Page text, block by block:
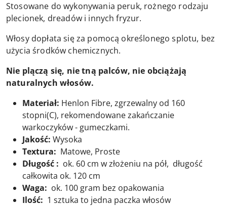
Stosowane do wykonywania peruk, rożnego rodzaju
plecionek, dreadów i innych fryzur.
Włosy dopłata się za pomocą określonego splotu, bez
użycia środków chemicznych.
Nie plączą się, nie tną palców, nie obciążają
naturalnych włosów.
Materiał: Henlon Fibre, zgrzewalny od 160
stopni(C), rekomendowane zakańczanie
warkoczyków - gumeczkami.
Jakość: Wysoka
Textura: Matowe, Proste
Długość : ok. 60 cm w złożeniu na pół, długość
całkowita ok. 120 cm
Waga: ok. 100 gram bez opakowania
Ilość: 1 sztuka to jedna paczka włosów